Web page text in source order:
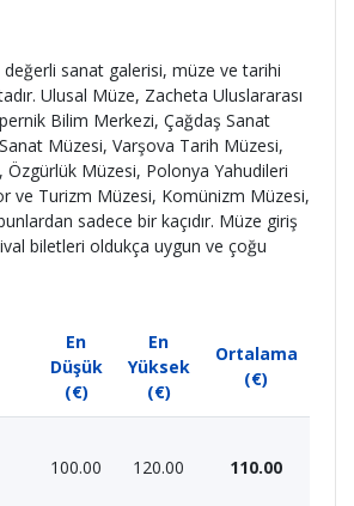
sanat galerisi, müze ve tarihi
Ulusal Müze, Zacheta Uluslararası
Bilim Merkezi, Çağdaş Sanat
Müzesi, Varşova Tarih Müzesi,
Özgürlük Müzesi, Polonya Yahudileri
ve Turizm Müzesi, Komünizm Müzesi,
sadece bir kaçıdır. Müze giriş
biletleri oldukça uygun ve çoğu
En
Düşük
(€)
En
Yüksek
(€)
Ortalama
(€)
100.00 120.00 110.00